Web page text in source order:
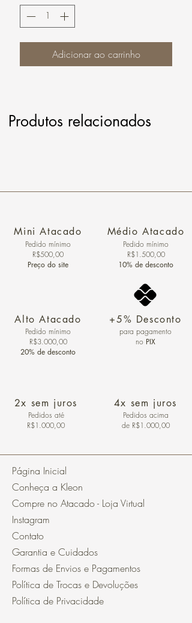
Adicionar ao carrinho
Produtos relacionados
Mini Atacado
Pedido ​mínimo
R$500,00
Preço do site
Alto Atacado
Pedido mínimo
R$3.000,00
20% de desconto
2x sem juros
Pedidos até
R$1.000,00
Médio Atacado
Pedido mínimo
R$1.500,00
10% de desconto
+5% Desconto
para pagamento
no PIX
4x sem juros
Pedidos acima
de R$1.000,00
Página Inicial
Conheça a Kleon
Compre no Atacado - Loja Virtual
Instagram
Contato
Garantia e Cuidados
Formas de Envios e Pagamentos
Política de Trocas e Devoluções
Política de Privacidade